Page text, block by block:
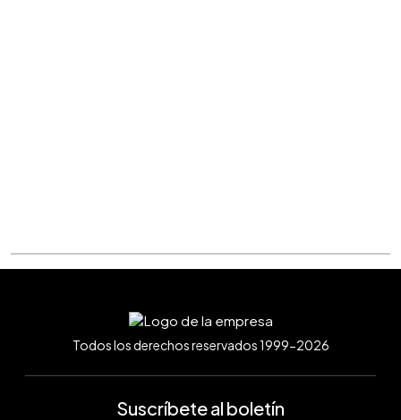
Todos los derechos reservados 1999-2026
Suscríbete al boletín